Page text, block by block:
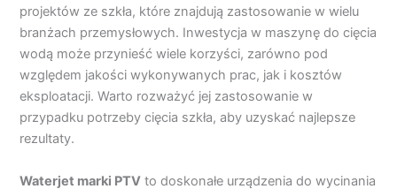
projektów ze szkła, które znajdują zastosowanie w wielu
branżach przemysłowych. Inwestycja w maszynę do cięcia
wodą może przynieść wiele korzyści, zarówno pod
względem jakości wykonywanych prac, jak i kosztów
eksploatacji. Warto rozważyć jej zastosowanie w
przypadku potrzeby cięcia szkła, aby uzyskać najlepsze
rezultaty.
Waterjet marki PTV to doskonałe urządzenia do wycinania